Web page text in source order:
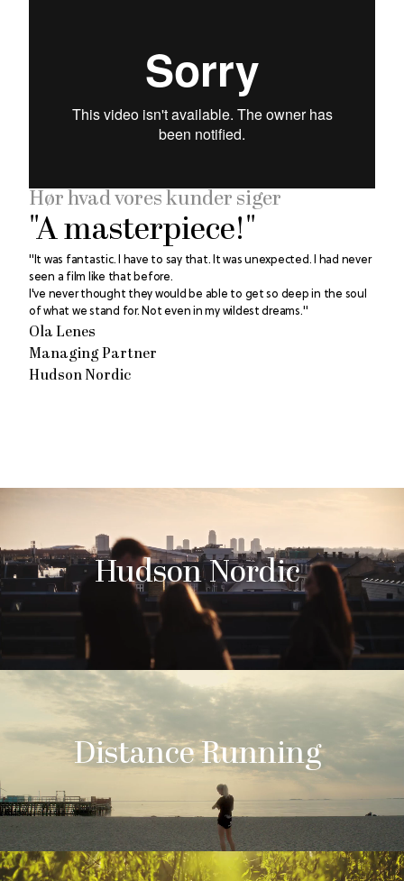
Hør hvad vores kunder siger
"A masterpiece!"
"It was fantastic. I have to say that. It was unexpected. I had never
seen a film like that before.
I've never thought they would be able to get so deep in the soul
of what we stand for. Not even in my wildest dreams."
Ola Lenes
Managing Partner
Hudson Nordic
Hudson Nordic
Distance Running